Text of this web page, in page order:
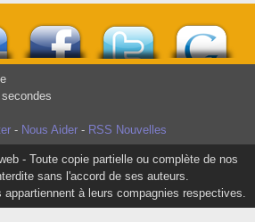
- Nous Aider - RSS Nouvelles
- Toute copie partielle ou complète de nos
sans l'accord de ses auteurs.
à leurs compagnies respectives.